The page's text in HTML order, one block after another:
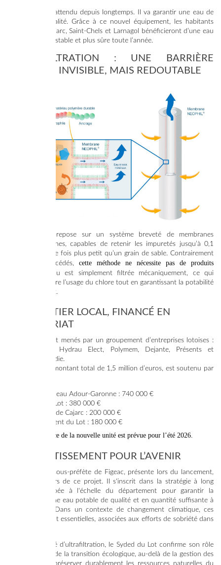
Ce projet était attendu depuis longtemps. Il va garantir une eau de
très grande qualité. Grâce à ce nouvel équipement, les habitants
concernés à Cajarc, Saint-Chels et Larnagol bénéficieront d’une eau
plus claire, plus stable et plus sûre toute l’année.
L’ULTRAFILTRATION : UNE BARRIÈRE
PHYSIQUE INVISIBLE, MAIS REDOUTABLE
L’ultrafiltration repose sur un système breveté de membranes
extrêmement fines, capables de retenir les impuretés jusqu’à 0,1
micron, soit mille fois plus petit qu’un grain de sable. Contrairement
à d’autres procédés, cette méthode ne nécessite pas de produits
: l’eau est simplement filtrée mécaniquement, ce qui
permet de réduire l’usage du chlore tout en garantissant la potabilité
jusqu’au robinet.
UN CHANTIER LOCAL, FINANCÉ EN
PARTENARIAT
Les travaux sont menés par un groupement d’entreprises lotoises :
Saur, Capraro, Hydrau Elect, Polymem, Dejante, Présents et
l’architecte Abadie.
Le projet, d’un montant total de 1,5 million d’euros, est soutenu par
l’Agence de l’eau Adour-Garonne : 740 000 €
le Syded du Lot : 380 000 €
la commune de Cajarc : 200 000 €
le Département du Lot : 180 000 €
La mise en service de la nouvelle unité est prévue pour l’été 2026.
UN INVESTISSEMENT POUR L’AVENIR
Eve Hermann, sous-préfète de Figeac, présente lors du lancement,
salue les acteurs de ce projet. Il s'inscrit dans la stratégie à long
terme développée à l'échelle du département pour garantir la
production d'une eau potable de qualité et en quantité suffisante à
horizon 2040. Dans un contexte de changement climatique, ces
installations sont essentielles, associées aux efforts de sobriété dans
Avec cette unité d’ultrafiltration, le Syded du Lot confirme son rôle
d’acteur global de la transition écologique, au-delà de la gestion des
déchets, pour préserver durablement les ressources naturelles du